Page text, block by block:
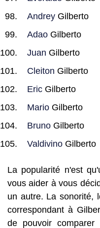
Andrey Gilberto
Adao Gilberto
Juan Gilberto
Cleiton Gilberto
Eric Gilberto
Mario Gilberto
Bruno Gilberto
Valdivino Gilberto
La popularité n'est
vous aider à vous
un autre. La sonorité,
correspondant à
de pouvoir